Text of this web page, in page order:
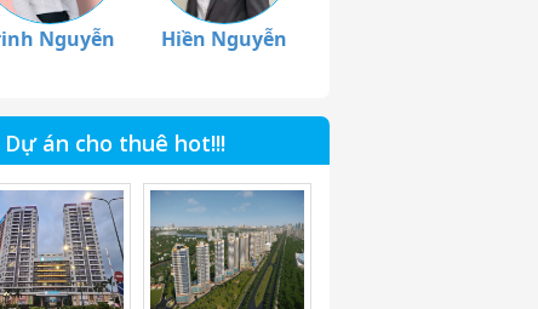
Nguyễn Hiền Nguyễn
Dự án cho thuê hot!!!